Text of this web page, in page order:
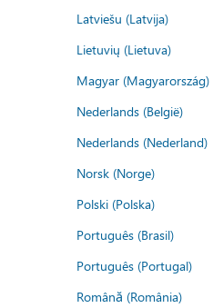
Latviešu (Latvija)
Lietuvių (Lietuva)
Magyar (Magyarország)
Nederlands (België)
Nederlands (Nederland)
Norsk (Norge)
Polski (Polska)
Português (Brasil)
Português (Portugal)
Română (România)